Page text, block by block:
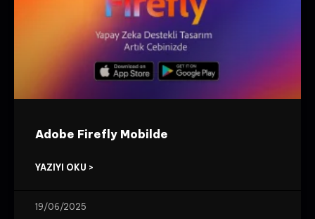
Adobe Firefly Mobilde
YAZIYI OKU >
19/06/2025